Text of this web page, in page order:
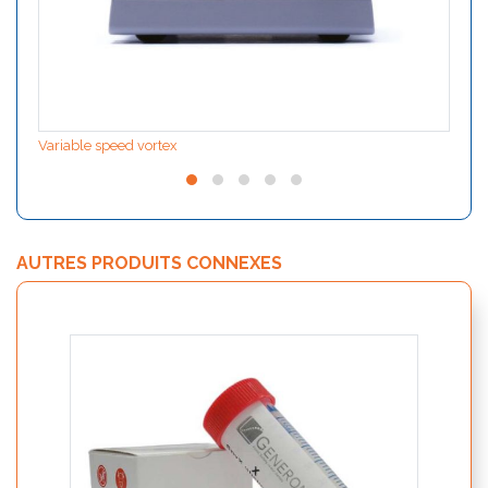
Variable speed vortex
AUTRES PRODUITS CONNEXES